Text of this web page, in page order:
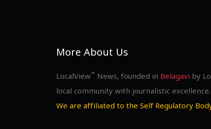
More About Us
LocalView™ News, founded in Belagavi by
local community with journalistic excellence.
We are affiliated to the Self Regulatory